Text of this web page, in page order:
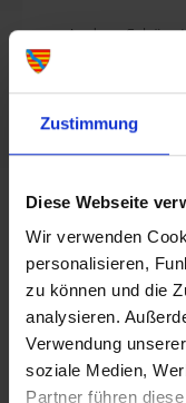
Zustimmung
Diese Webseite
Wir verwenden
personalisieren,
zu können und die
analysieren.
Verwendung
soziale Medien,
Partner führen
Andrea Schön,